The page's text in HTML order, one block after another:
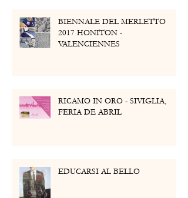
BIENNALE DEL MERLETTO
2017 HONITON -
VALENCIENNES
RICAMO IN ORO - SIVIGLIA,
FERIA DE ABRIL
EDUCARSI AL BELLO